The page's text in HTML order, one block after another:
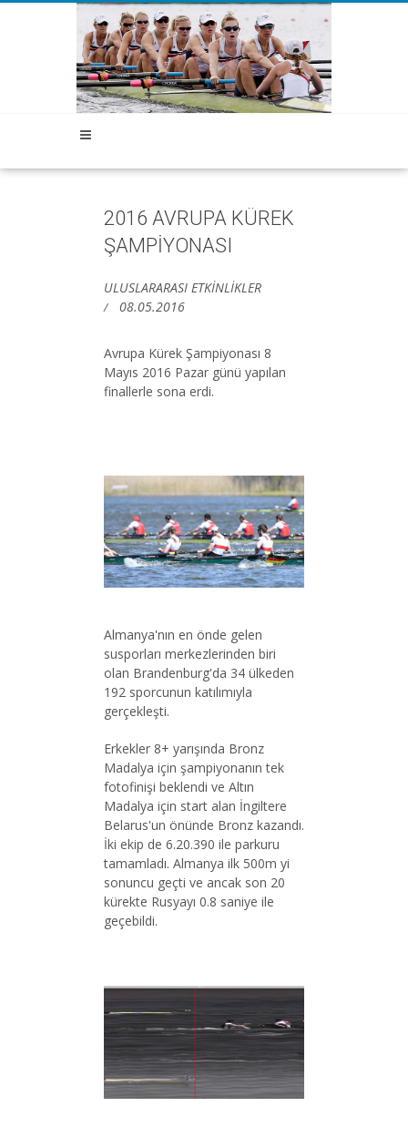
2016 AVRUPA KÜREK
ŞAMPİYONASI
ULUSLARARASI ETKİNLİKLER
08.05.2016
Avrupa Kürek Şampiyonası 8
Mayıs 2016 Pazar günü yapılan
finallerle sona erdi.
Almanya'nın en önde gelen
susporları merkezlerinden biri
olan Brandenburg'da 34 ülkeden
192 sporcunun katılımıyla
gerçekleşti.
Erkekler 8+ yarışında Bronz
Madalya için şampiyonanın tek
fotofinişi beklendi ve Altın
Madalya için start alan İngiltere
Belarus'un önünde Bronz kazandı.
İki ekip de 6.20.390 ile parkuru
tamamladı. Almanya ilk 500m yi
sonuncu geçti ve ancak son 20
kürekte Rusyayı 0.8 saniye ile
geçebildi.